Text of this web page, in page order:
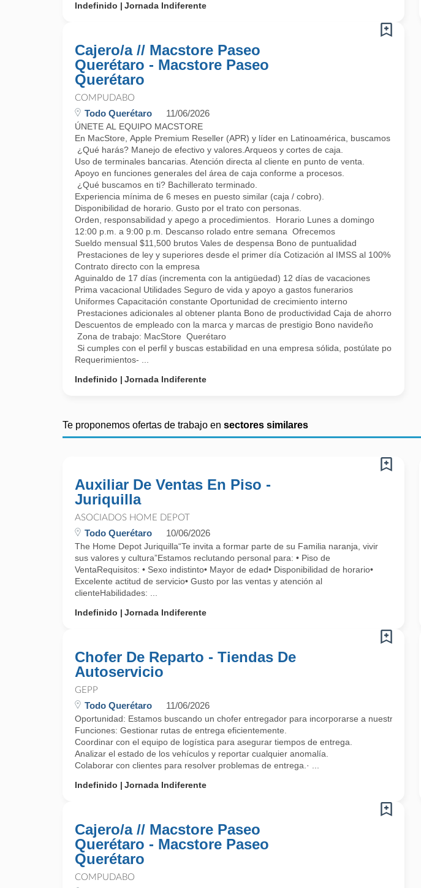
Indefinido
Jornada Indiferente
Cajero/a // Macstore Paseo
Querétaro - Macstore Paseo
Querétaro
COMPUDABO
Todo Querétaro 11/06/2026
ÚNETE AL EQUIPO MACSTORE
En MacStore, Apple Premium Reseller (APR) y líder en Latinoamérica, buscamos
¿Qué harás? Manejo de efectivo y valores.Arqueos y cortes de caja.
Uso de terminales bancarias. Atención directa al cliente en punto de venta.
Apoyo en funciones generales del área de caja conforme a procesos.
¿Qué buscamos en ti? Bachillerato terminado.
Experiencia mínima de 6 meses en puesto similar (caja / cobro).
Disponibilidad de horario. Gusto por el trato con personas.
Orden, responsabilidad y apego a procedimientos. Horario Lunes a domingo
12:00 p.m. a 9:00 p.m. Descanso rolado entre semana Ofrecemos
Sueldo mensual $11,500 brutos Vales de despensa Bono de puntualidad
Prestaciones de ley y superiores desde el primer día Cotización al IMSS al 100%
Contrato directo con la empresa
Aguinaldo de 17 días (incrementa con la antigüedad) 12 días de vacaciones
Prima vacacional Utilidades Seguro de vida y apoyo a gastos funerarios
Uniformes Capacitación constante Oportunidad de crecimiento interno
Prestaciones adicionales al obtener planta Bono de productividad Caja de ahorro
Descuentos de empleado con la marca y marcas de prestigio Bono navideño
Zona de trabajo: MacStore Querétaro
Si cumples con el perfil y buscas estabilidad en una empresa sólida, postúlate por este
Requerimientos- ...
Indefinido
Jornada Indiferente
Te proponemos ofertas de trabajo en sectores similares
Auxiliar De Ventas En Piso -
Juriquilla
ASOCIADOS HOME DEPOT
Todo Querétaro 10/06/2026
The Home Depot Juriquilla“Te invita a formar parte de su Familia naranja, vivir
sus valores y cultura”Estamos reclutando personal para: • Piso de
VentaRequisitos: • Sexo indistinto• Mayor de edad• Disponibilidad de horario•
Excelente actitud de servicio• Gusto por las ventas y atención al
clienteHabilidades: ...
Indefinido
Jornada Indiferente
Chofer De Reparto - Tiendas De
Autoservicio
GEPP
Todo Querétaro 11/06/2026
Oportunidad: Estamos buscando un chofer entregador para incorporarse a nuestro
Funciones: Gestionar rutas de entrega eficientemente.
Coordinar con el equipo de logística para asegurar tiempos de entrega.
Analizar el estado de los vehículos y reportar cualquier anomalía.
Colaborar con clientes para resolver problemas de entrega.· ...
Indefinido
Jornada Indiferente
Cajero/a // Macstore Paseo
Querétaro - Macstore Paseo
Querétaro
COMPUDABO